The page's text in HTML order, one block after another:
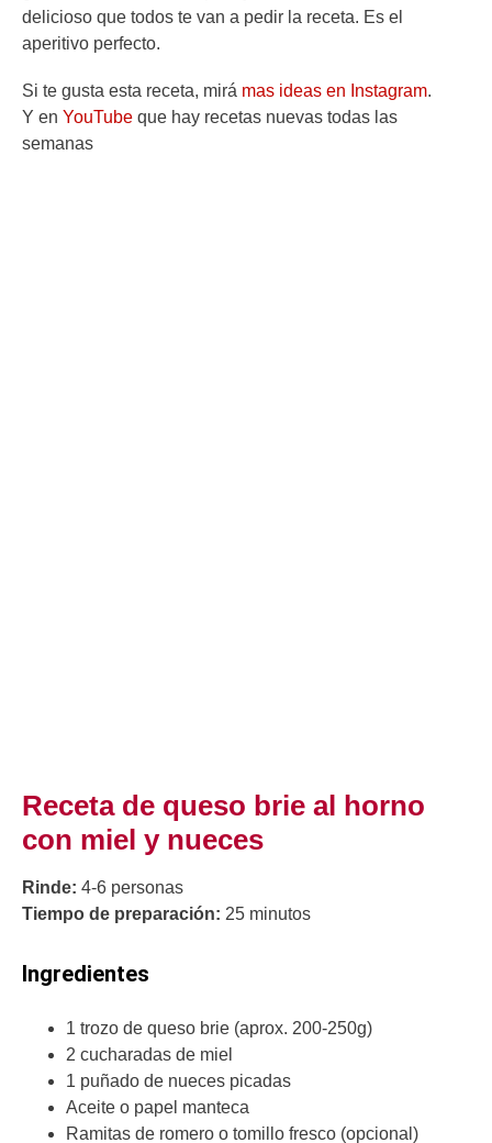
delicioso que todos te van a pedir la receta. Es el
aperitivo perfecto.
Si te gusta esta receta, mirá mas ideas en Instagram.
Y en YouTube que hay recetas nuevas todas las
semanas
Receta de queso brie al horno
con miel y nueces
Rinde: 4-6 personas
Tiempo de preparación: 25 minutos
Ingredientes
1 trozo de queso brie (aprox. 200-250g)
2 cucharadas de miel
1 puñado de nueces picadas
Aceite o papel manteca
Ramitas de romero o tomillo fresco (opcional)